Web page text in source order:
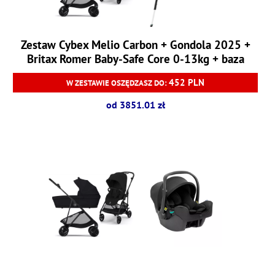
Zestaw Cybex Melio Carbon + Gondola 2025 +
Britax Romer Baby-Safe Core 0-13kg + baza
Baby-Safe Core
W ZESTAWIE OSZĘDZASZ DO:452 PLN
od 3851.01 zł